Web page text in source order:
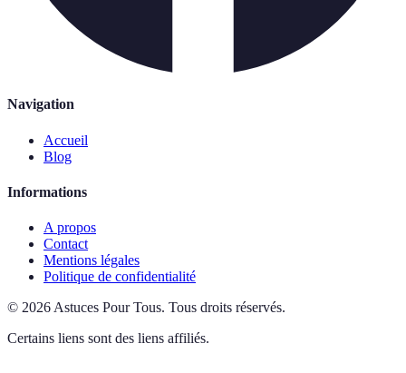
Navigation
Accueil
Blog
Informations
A propos
Contact
Mentions légales
Politique de confidentialité
© 2026 Astuces Pour Tous. Tous droits réservés.
Certains liens sont des liens affiliés.